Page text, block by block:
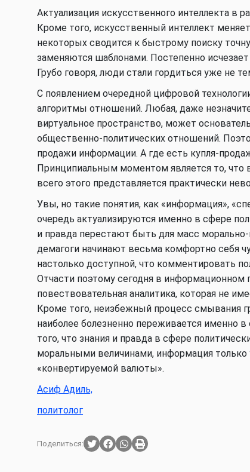
Актуализация искусственного интеллекта в
Кроме того, искусственный интеллект
некоторых сводится к быстрому поиску
заменяются шаблонами. Постепенно
Грубо говоря, люди стали гордиться уже не
С появлением очередной цифровой
алгоритмы отношений. Любая, даже
виртуальное пространство, может
общественно-политических отношений.
продажи информации. А где есть купля-
Принципиальным моментом является то, что
всего этого представляется практически
Увы, но такие понятия, как «информация»,
очередь актуализируются именно в сфере
и правда перестают быть для масс
демагоги начинают весьма комфортно себя
настолько доступной, что комментировать
Отчасти поэтому сегодня в
повествовательная аналитика, которая не
Кроме того, неизбежный процесс смывания
наиболее болезненно переживается именно
того, что знания и правда в сфере
моральными величинами, информация только
«конвертируемой валюты».
Асиф Адиль,
политолог
Поделиться: